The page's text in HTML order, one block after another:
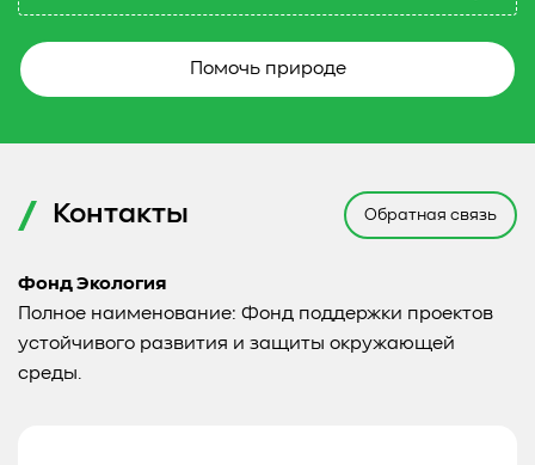
Помочь природе
Контакты Обратная связь
Фонд Экология
Полное наименование: Фонд поддержки проектов
устойчивого развития и защиты окружающей
среды.